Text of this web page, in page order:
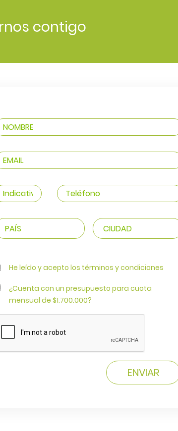
contigo
He leído y acepto los términos y condiciones
¿Cuenta con un presupuesto para cuota
mensual de $1.700.000?
ENVIAR